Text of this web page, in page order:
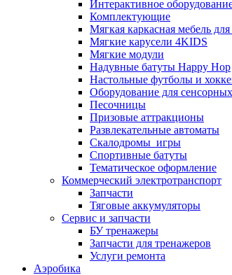
Интерактивное
Комплектующие
Мягкая каркасная мебель
Мягкие карусели 4KIDS
Мягкие модули
Надувные батуты Happy Hop
Настольные футболы и
Оборудование для
Песочницы
Призовые аттракционы
Развлекательные автоматы
Скалодромы_игры
Спортивные батуты
Тематическое оформление
Коммерческий электротранспорт
Запчасти
Тяговые аккумуляторы
Сервис и запчасти
БУ тренажеры
Запчасти для тренажеров
Услуги ремонта
Аэробика